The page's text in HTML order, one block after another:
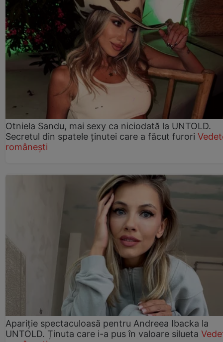
Otniela Sandu, mai sexy ca niciodată la UNTOLD.
Secretul din spatele ținutei care a făcut furori
românești
Apariție spectaculoasă pentru Andreea Ibacka la
UNTOLD. Ținuta care i-a pus în valoare silueta